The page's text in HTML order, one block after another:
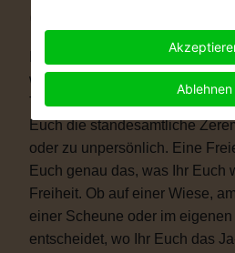
Immer mehr Paare wünschen
wirklich zu ihnen passt.
Trauung nicht das Richtige für
Euch die standesamtliche
oder zu unpersönlich. Eine
Euch genau das, was Ihr Euch
Freiheit. Ob auf einer Wiese,
einer Scheune oder im eigenen
entscheidet, wo Ihr Euch das
Ablehnen